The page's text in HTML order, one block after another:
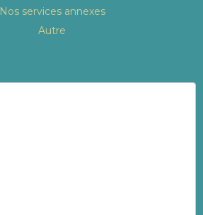
Nos services annexes
Autre